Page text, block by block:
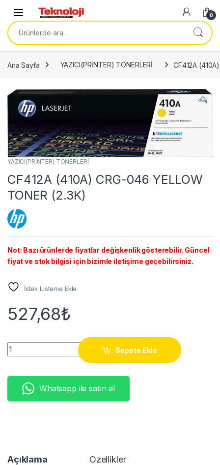
Skip to navigation
0
Ara:
Ana Sayfa YAZICI(PRİNTER) TONERLERİ CF412A
YAZICI(PRİNTER) TONERLERİ
CF412A (410A) CRG-046 YELLOW
TONER (2.3K)
Not: Bazı ürünlerde fiyatlar değişkenlik gösterebilir. Güncel
fiyat ve stok bilgisi için bizimle iletişime geçebilirsiniz.
İstek Listeme Ekle
527,68₺
CF412A (410A) CRG-046 YELLOW TONER (2.3K) quantity
Sepete Ekle
Whatsapp ile satın al
Açıklama Özellikler